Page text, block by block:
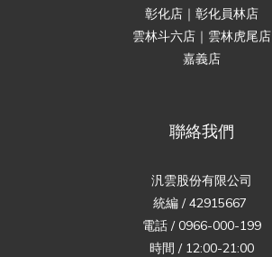
彰化店｜彰化員林店
雲林斗六店｜雲林虎尾店
嘉義店
聯絡我們
汎雲股份有限公司
統編 / 42915667
電話 / 0966-000-199
時間 / 12:00-21:00